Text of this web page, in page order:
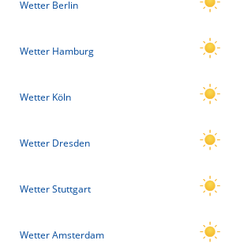
Wetter Berlin
Wetter Hamburg
Wetter Köln
Wetter Dresden
Wetter Stuttgart
Wetter Amsterdam